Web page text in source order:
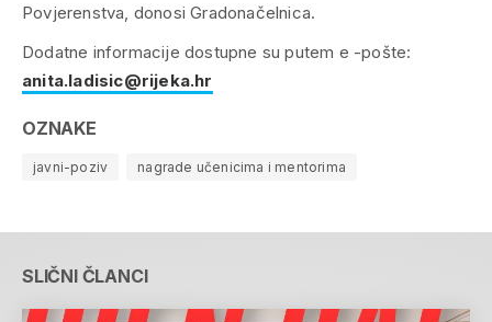
Povjerenstva, donosi Gradonačelnica.
Dodatne informacije dostupne su putem e -pošte:
anita.ladisic@rijeka.hr
OZNAKE
javni-poziv nagrade učenicima i mentorima
SLIČNI ČLANCI